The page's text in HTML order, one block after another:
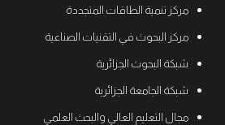
مركز تنمية الطاقات المتجددة
مركز البحوث في التقنيات الصناعية
شبكة البحوث الجزائرية
شبكة الجامعة الجزائرية
مجال التعليم العالي والبحث العلمي